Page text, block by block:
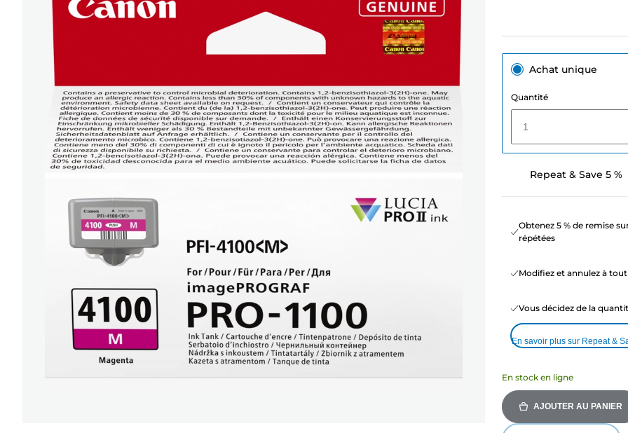
Achat unique
Quantité
1
Repeat & Save 5 %
Obtenez 5 % de remise
répétées
Modifiez et annulez à
Vous décidez de la
En savoir plus sur Repeat &
En stock en ligne
AJOUTER AU PANIER